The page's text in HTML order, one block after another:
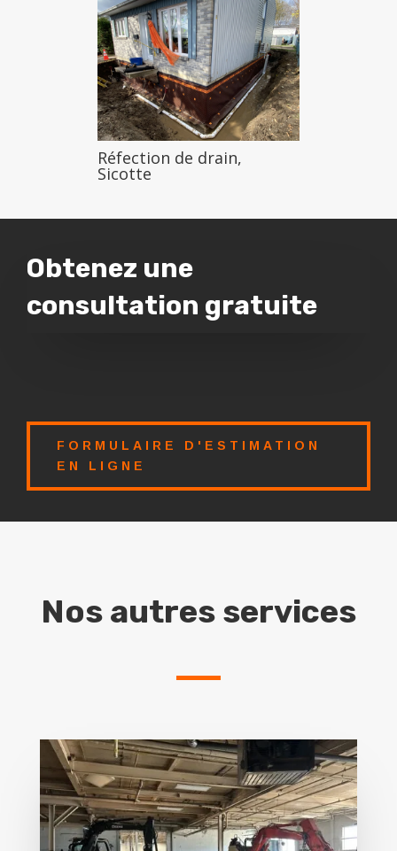
Réfection de drain,
Sicotte
Obtenez une
consultation gratuite
FORMULAIRE D'ESTIMATION
EN LIGNE
Nos autres services